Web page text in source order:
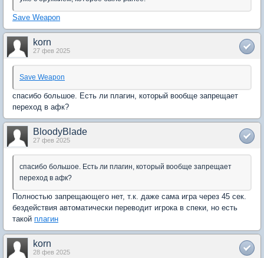
Save Weapon
korn
27 фев 2025
Save Weapon
спасибо большое. Есть ли плагин, который вообще запрещает
переход в афк?
BloodyBlade
27 фев 2025
спасибо большое. Есть ли плагин, который вообще запрещает
переход в афк?
Полностью запрещающего нет, т.к. даже сама игра через 45 сек.
бездействия автоматически переводит игрока в спеки, но есть
такой плагин
korn
28 фев 2025